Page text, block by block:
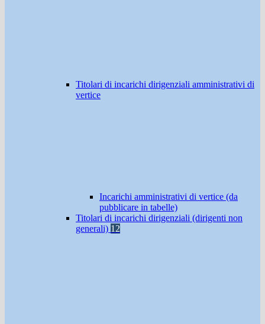
Titolari di incarichi dirigenziali amministrativi di
vertice
Incarichi amministrativi di vertice (da
pubblicare in tabelle)
Titolari di incarichi dirigenziali (dirigenti non
generali) 12